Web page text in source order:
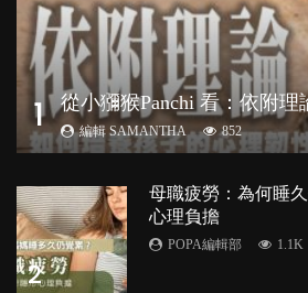
1 編輯 SAMANTHA 852
2
母職疲勞：為何睡
心理負擔
POPA編輯部 1.1K